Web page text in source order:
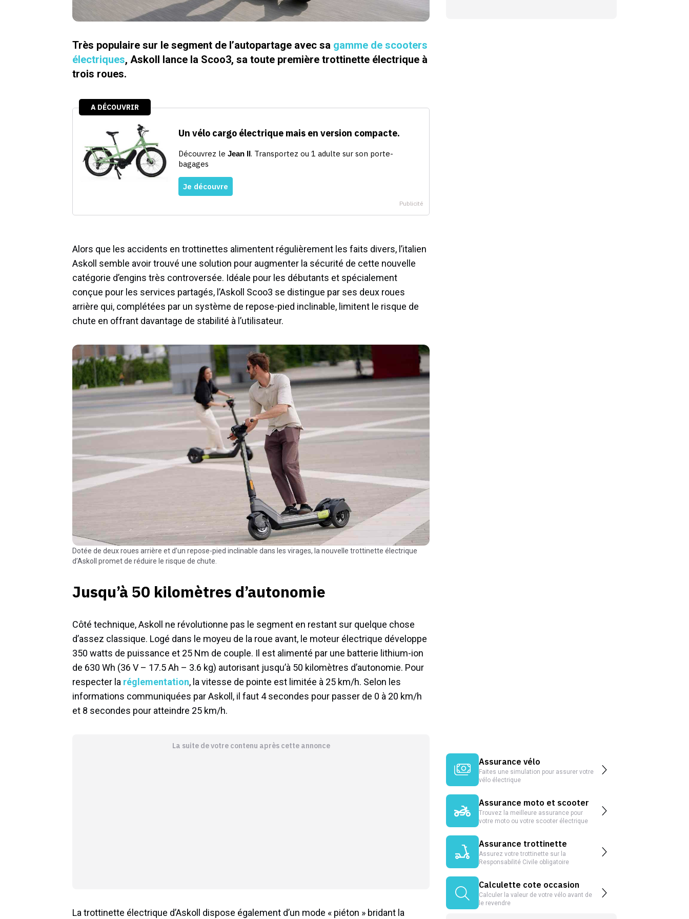
Très populaire sur le segment de l’autopartage avec sa gamme de scooters
électriques, Askoll lance la Scoo3, sa toute première trottinette électrique à
trois roues.
Alors que les accidents en trottinettes alimentent régulièrement les faits divers, l’italien
Askoll semble avoir trouvé une solution pour augmenter la sécurité de cette nouvelle
catégorie d’engins très controversée. Idéale pour les débutants et spécialement
conçue pour les services partagés, l’Askoll Scoo3 se distingue par ses deux roues
arrière qui, complétées par un système de repose-pied inclinable, limitent le risque de
chute en offrant davantage de stabilité à l’utilisateur.
Dotée de deux roues arrière et d’un repose-pied inclinable dans les virages, la nouvelle trottinette électrique
d’Askoll promet de réduire le risque de chute.
Jusqu’à 50 kilomètres d’autonomie
Côté technique, Askoll ne révolutionne pas le segment en restant sur quelque chose
d’assez classique. Logé dans le moyeu de la roue avant, le moteur électrique développe
350 watts de puissance et 25 Nm de couple. Il est alimenté par une batterie lithium-ion
de 630 Wh (36 V – 17.5 Ah – 3.6 kg) autorisant jusqu’à 50 kilomètres d’autonomie. Pour
respecter la réglementation, la vitesse de pointe est limitée à 25 km/h. Selon les
informations communiquées par Askoll, il faut 4 secondes pour passer de 0 à 20 km/h
et 8 secondes pour atteindre 25 km/h.
La suite de votre contenu après cette annonce
La trottinette électrique d’Askoll dispose également d’un mode « piéton » bridant la
Assurance vélo
Faites une simulation pour assurer votre
vélo électrique
Assurance moto et scooter
Trouvez la meilleure assurance pour
votre moto ou votre scooter électrique
Assurance trottinette
Assurez votre trottinette sur la
Responsabilité Civile obligatoire
Calculette cote occasion
Calculer la valeur de votre vélo avant de
le revendre